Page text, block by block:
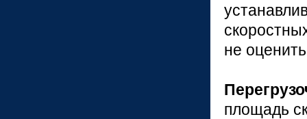
не
площадь